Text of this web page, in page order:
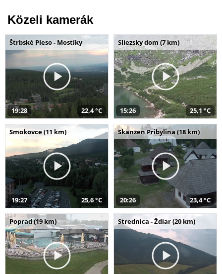
Közeli kamerák
Štrbské Pleso - Mostíky
19:28 22,4 °C
Sliezsky dom (7 km)
15:26 25,1 °C
Smokovce (11 km)
19:27 25,6 °C
Skanzen Pribylina (18 km)
20:26 23,4 °C
Poprad (19 km) Strednica - Ždiar (20 km)